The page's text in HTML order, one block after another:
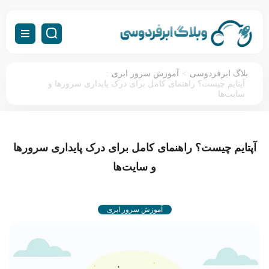
بلاگ ابرفردوسی > آموزش سرور ابری :
آپتایم چیست؟ راهنمای کامل برای درک پایداری سرورها و
سایت‌ها
آپتایم چیست؟ راهنمای کامل برای درک پایداری سرورها
و سایت‌ها
آموزش سرور ابری